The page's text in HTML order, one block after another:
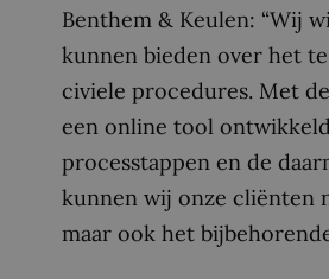
Benthem & Keulen: “Wij
kunnen bieden over het
civiele procedures. Met
een online tool
processtappen en de
kunnen wij onze cliënten
maar ook het